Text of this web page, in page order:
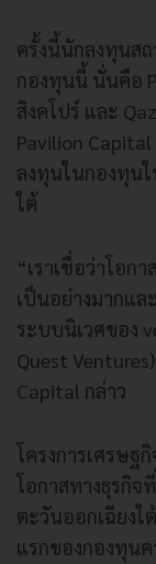
ครั้งนี้นักลงทุนส
กองทุนนี้ นั่นคือ
สิงคโปร์ และ
Pavilion
ลงทุนในกองทุนใ
ใต้
“เราเชื่อว่าโอก
เป็นอย่างมากแ
ระบบนิเวศของ
Quest
Capital กล่าว
โครงการเศรษ
โอกาสทางธุรกิจ
ตะวันออกเฉียงใ
แรกของกองทุน